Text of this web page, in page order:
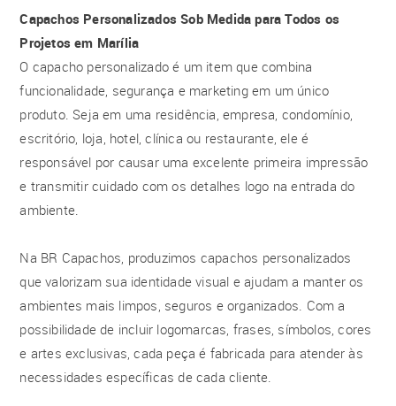
Capachos Personalizados Sob Medida para Todos os
Projetos em Marília
O capacho personalizado é um item que combina
funcionalidade, segurança e marketing em um único
produto. Seja em uma residência, empresa, condomínio,
escritório, loja, hotel, clínica ou restaurante, ele é
responsável por causar uma excelente primeira impressão
e transmitir cuidado com os detalhes logo na entrada do
ambiente.
Na BR Capachos, produzimos capachos personalizados
que valorizam sua identidade visual e ajudam a manter os
ambientes mais limpos, seguros e organizados. Com a
possibilidade de incluir logomarcas, frases, símbolos, cores
e artes exclusivas, cada peça é fabricada para atender às
necessidades específicas de cada cliente.